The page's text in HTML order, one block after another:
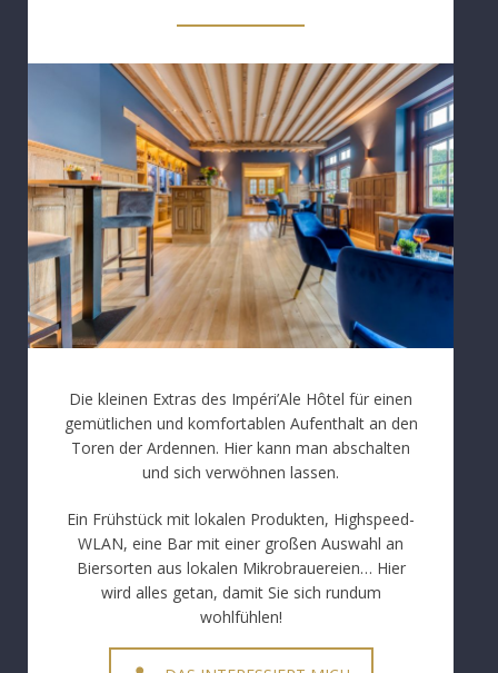
Die kleinen Extras des Impéri’Ale Hôtel für einen
gemütlichen und komfortablen Aufenthalt an den
Toren der Ardennen. Hier kann man abschalten
und sich verwöhnen lassen.
Ein Frühstück mit lokalen Produkten, Highspeed-
WLAN, eine Bar mit einer großen Auswahl an
Biersorten aus lokalen Mikrobrauereien… Hier
wird alles getan, damit Sie sich rundum
wohlfühlen!